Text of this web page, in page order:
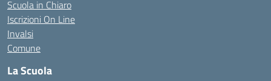
Scuola in Chiaro
Iscrizioni On Line
Invalsi
Comune
La Scuola